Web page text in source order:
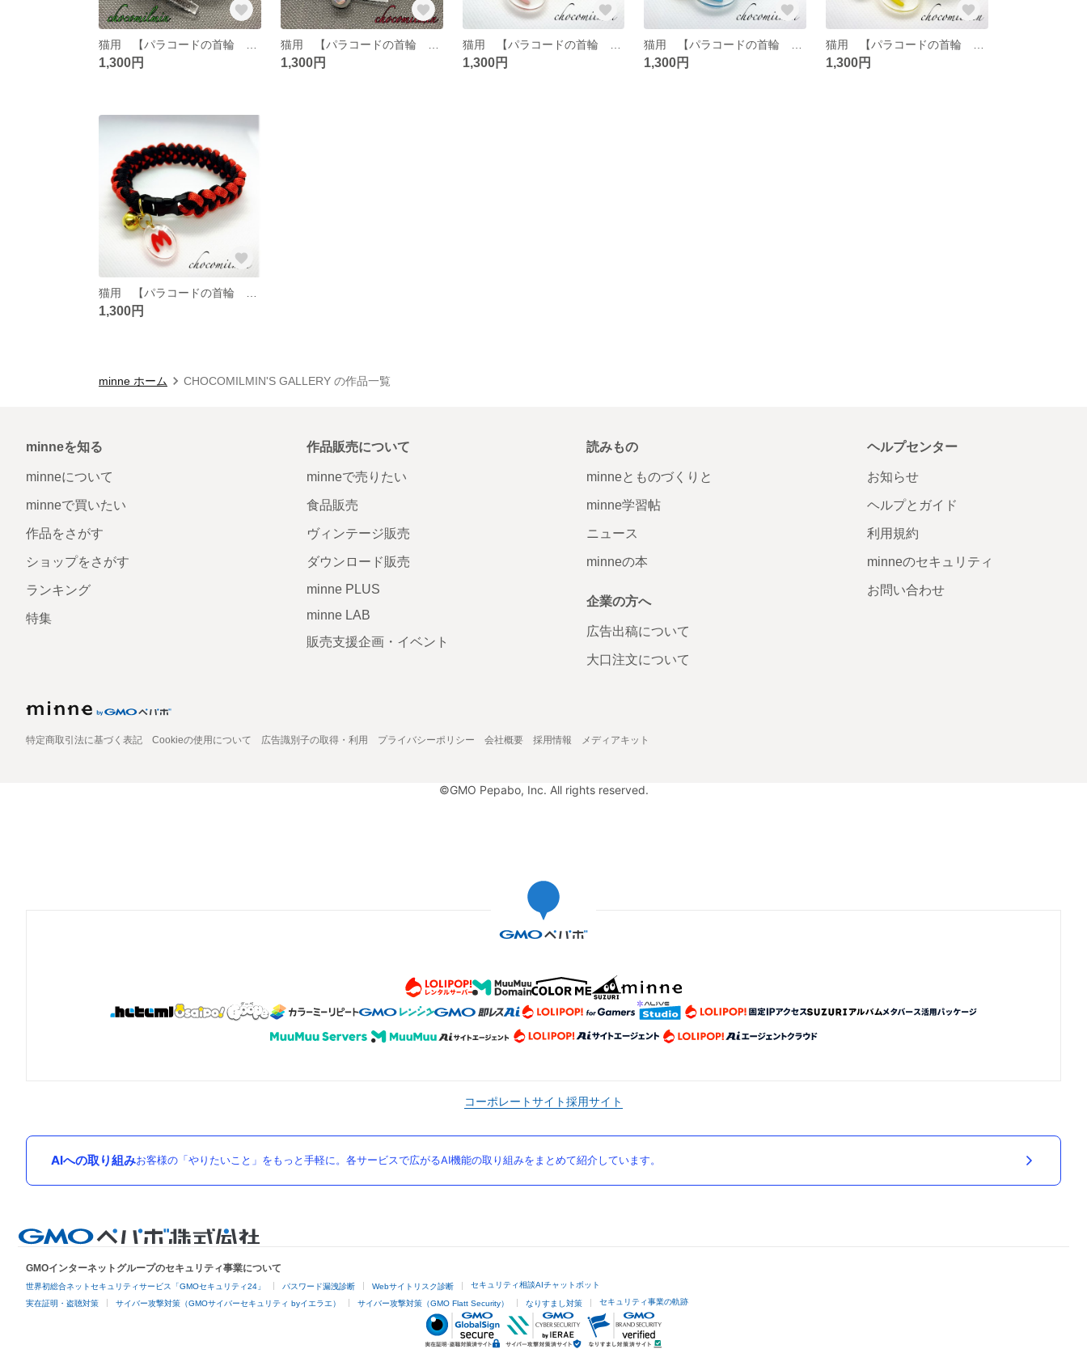
1,300円 1,300円 1,300円 1,300円 1,300円
1,300円
minne ホーム CHOCOMILMIN'S GALLERY の作品一覧
minneを知る
minneについて
minneで買いたい
作品をさがす
ショップをさがす
ランキング
特集
作品販売について
minneで売りたい
食品販売
ヴィンテージ販売
ダウンロード販売
minne PLUS
minne LAB
販売支援企画・イベント
読みもの
minneとものづくりと
minne学習帖
ニュース
minneの本
企業の方へ
広告出稿について
大口注文について
ヘルプセンター
お知らせ
ヘルプとガイド
利用規約
minneのセキュリティ
お問い合わせ
特定商取引法に基づく表記 Cookieの使用について 広告識別子の取得・利用 プライバシーポリシー 会社概要 採用情報 メディアキット
©GMO Pepabo, Inc. All rights reserved.
コーポレートサイト採用サイト
AIへの取り組みお客様の「やりたいこと」をもっと手軽に。各サービスで広がるAI機能の取り組みをまとめて紹介しています。
GMOインターネットグループのセキュリティ事業について
世界初総合ネットセキュリティサービス「GMOセキュリティ24」 パスワード漏洩診断 Webサイトリスク診断 セキュリティ相談AIチャットボット
実在証明・盗聴対策 サイバー攻撃対策（GMOサイバーセキュリティ byイエラエ） サイバー攻撃対策（GMO Flatt Security） なりすまし対策 セキュリティ事業の軌跡